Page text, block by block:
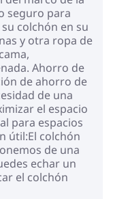
seguro para
colchón en su
y otra ropa de
Ahorro de
de ahorro de
de una
el espacio
para espacios
útil:El colchón
de una
echar un
el colchón